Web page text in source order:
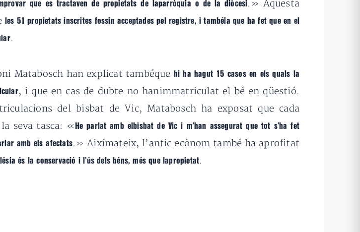
que es tractaven de propietats de laparròquia o de la diòcesi.» Aquesta
les 51 propietats inscrites fossin acceptades pel registre, i tambéla que ha fet que en el
.
Matabosch han explicat tambéque hi ha hagut 15 casos en els quals la
, i que en cas de dubte no hanimmatriculat el bé en qüestió.
del bisbat de Vic, Matabosch ha exposat que cada
seva tasca: « He parlat amb elbisbat de Vic i m’han assegurat que tot s’ha fet
amb els afectats.» Aixímateix, l’antic ecònom també ha aprofitat
és la conservació i l’ús dels béns, més que lapropietat.